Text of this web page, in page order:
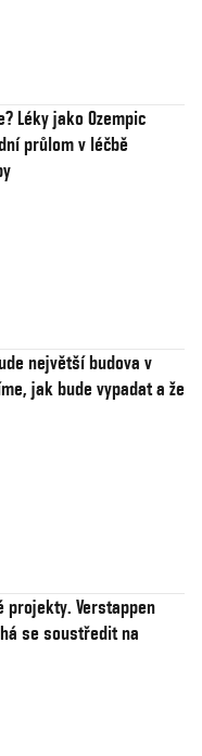
Léky jako Ozempic
průlom v léčbě
největší budova v
jak bude vypadat a že
projekty. Verstappen
se soustředit na